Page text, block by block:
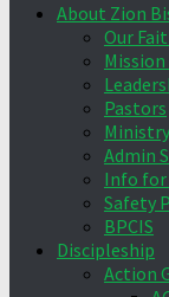
About Zion
Our
Mission
Pastors
Admin
Info for
Safety
BPCIS
Discipleship
Action